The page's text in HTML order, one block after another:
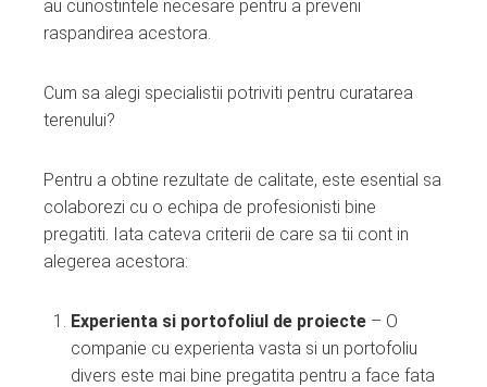
au cunostintele necesare pentru a preveni
raspandirea acestora.
Cum sa alegi specialistii potriviti pentru curatarea
terenului?
Pentru a obtine rezultate de calitate, este esential sa
colaborezi cu o echipa de profesionisti bine
pregatiti. Iata cateva criterii de care sa tii cont in
alegerea acestora:
Experienta si portofoliul de proiecte – O
companie cu experienta vasta si un portofoliu
divers este mai bine pregatita pentru a face fata